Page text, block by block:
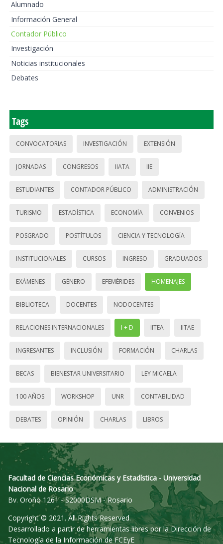
Alumnado
Información General
Contador Público
Investigación
Noticias institucionales
Debates
Tags
CONVOCATORIAS INVESTIGACIÓN EXTENSIÓN
JORNADAS CONGRESOS IIATA IIE
ESTUDIANTES CONTADOR PÚBLICO ADMINISTRACIÓN
TURISMO ESTADÍSTICA ECONOMÍA CONVENIOS
POSGRADO POSTÍTULOS CIENCIA Y TECNOLOGÍA
INSTITUCIONALES CURSOS INGRESO GRADUADOS
EXÁMENES GÉNERO EFEMÉRIDES HOMENAJES
BIBLIOTECA DOCENTES NODOCENTES
RELACIONES INTERNACIONALES I + D IITEA IITAE
INGRESANTES INCLUSIÓN FORMACIÓN CHARLAS
BECAS BIENESTAR UNIVERSITARIO LEY MICAELA
100 AÑOS WORKSHOP UNR CONTABILIDAD
DEBATES OPINIÓN CHARLAS LIBROS
Facultad de Ciencias Económicas y Estadística - Universidad
Nacional de Rosario
Bv. Oroño 1261 - S2000DSM - Rosario
Copyright © 2021. All Rights Reserved.
Desarrollado a partir de herramientas libres por la Dirección de
Tecnología de la Información de FCEyE